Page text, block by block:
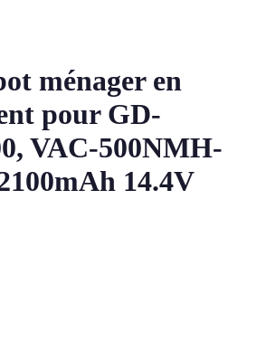
ménager en
pour GD-
VAC-500NMH-
14.4V